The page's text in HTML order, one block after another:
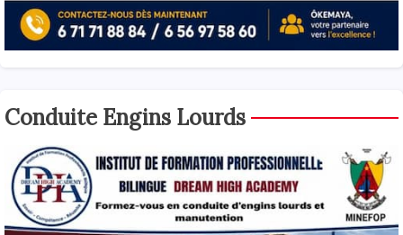
Conduite Engins Lourds